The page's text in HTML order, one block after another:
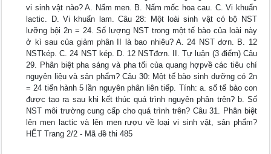
vi sinh vật nào? A. Nấm men. B. Nấm mốc hoa cau. C. Vi khuẩn
lactic. D. Vi khuẩn lam. Câu 28: Một loài sinh vật có bộ NST
lưỡng bội 2n = 24. Số lượng NST trong một tế bào của loài này
ở kì sau của giảm phân II là bao nhiêu? A. 24 NST đơn. B. 12
NSTkép. C. 24 NST kép. D. 12 NSTđơn. II. Tự luận (3 điểm) Câu
29. Phân biệt pha sáng và pha tối của quang hợpvề các tiêu chí
nguyên liệu và sản phẩm? Câu 30: Một tế bào sinh dưỡng có 2n
= 24 tiến hành 5 lần nguyên phân liên tiếp. Tính: a. số tế bào con
được tạo ra sau khi kết thúc quá trình nguyên phân trên? b. Số
NST môi trường cung cấp cho quá trình trên? Câu 31. Phân biệt
lên men lactic và lên men rượu về loại vi sinh vật, sản phẩm?
HẾT Trang 2/2 - Mã đề thi 485